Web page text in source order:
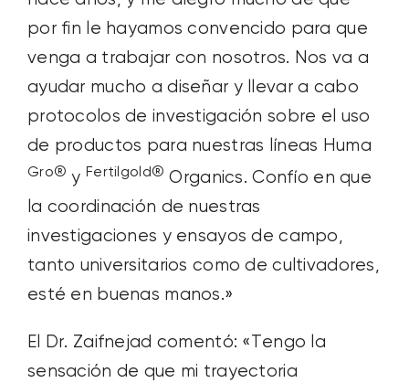
por fin le hayamos convencido para que
venga a trabajar con nosotros. Nos va a
ayudar mucho a diseñar y llevar a cabo
protocolos de investigación sobre el uso
de productos para nuestras líneas Huma
Gro® y Fertilgold® Organics. Confío en que
la coordinación de nuestras
investigaciones y ensayos de campo,
tanto universitarios como de cultivadores,
esté en buenas manos.»
El Dr. Zaifnejad comentó: «Tengo la
sensación de que mi trayectoria